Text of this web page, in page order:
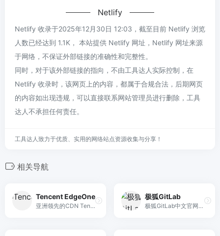
Netlify
Netlify 收录于2025年12月30日 12:03，截至目前 Netlify 浏览
人数已经达到 1.1K， 本站提供 Netlify 网址，Netlify 网址来源
于网络，不保证外部链接的准确性和完整性。
同时，对于该外部链接的指向，不由工具达人实际控制，在
Netlify 收录时，该网页上的内容，都属于合规合法，后期网页
的内容如出现违规，可以直接联系网站管理员进行删除，工具
达人不承担任何责任。
工具达人致力于优质、实用的网络站点资源收集与分享！
相关导航
Tencent EdgeOne
亚洲领先的CDN Tencent Edgeone提供了使用Tencent的高级边缘节点，为加速，安全性，无服务器和视频提供了出色的边缘解决方案。
极狐GitLab
极狐GitLab中文官网，提供企业级源代码管理，GitLab CI/CD，CodeReview，研发效能管理，GitLab DevSecOps等产品及服务。GitLab一站式DevOps平台，加速和优化软件开发全生命周期。现在下载安装GitLab，成为精英效能组织。